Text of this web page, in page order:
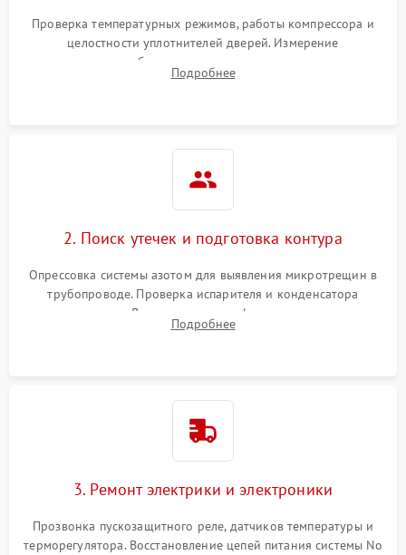
Проверка температурных режимов, работы компрессора и
целостности уплотнителей дверей. Измерение
сопротивления обмоток мотора, проверка термостата и
считывание кодов ошибок с электронного дисплея.
Подробнее
2. Поиск утечек и подготовка контура
Опрессовка системы азотом для выявления микротрещин в
трубопроводе. Проверка испарителя и конденсатора
течеискателем. Демонтаж старого фильтра-осушителя и
продувка капиллярной трубки для устранения засоров.
Подробнее
3. Ремонт электрики и электроники
Прозвонка пускозащитного реле, датчиков температуры и
терморегулятора. Восстановление цепей питания системы No